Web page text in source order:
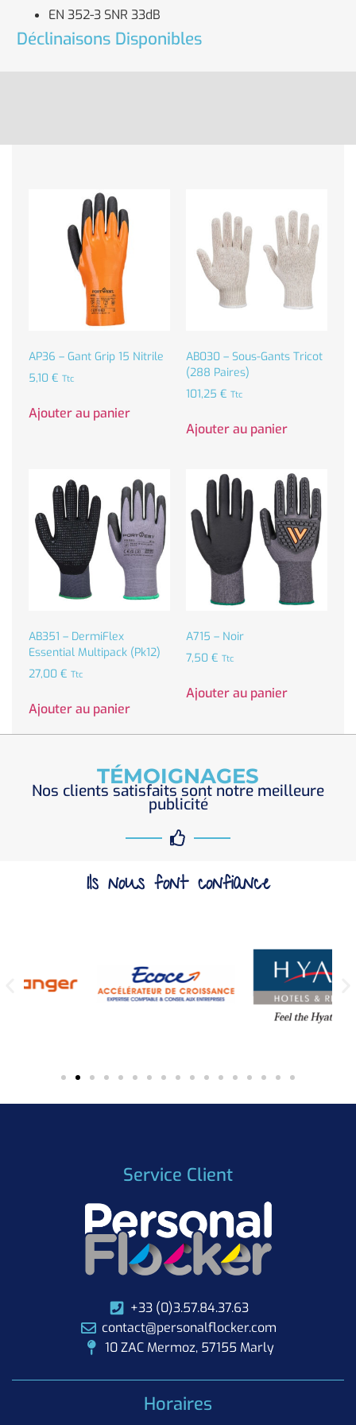
EN 352-3 SNR 33dB
Déclinaisons Disponibles
AP36 – Gant Grip 15 Nitrile
5,10 € Ttc
Ajouter au panier
AB030 – Sous-Gants Tricot
(288 Paires)
101,25 € Ttc
Ajouter au panier
AB351 – DermiFlex
Essential Multipack (Pk12)
27,00 € Ttc
Ajouter au panier
A715 – Noir
7,50 € Ttc
Ajouter au panier
TÉMOIGNAGES
Nos clients satisfaits sont notre meilleure
publicité
Ils nous font confiance
Service Client
+33 (0)3.57.84.37.63
contact@personalflocker.com
10 ZAC Mermoz, 57155 Marly
Horaires